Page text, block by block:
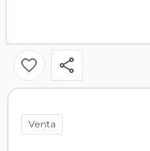
venta